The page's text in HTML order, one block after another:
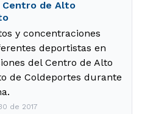
Centro de Alto
y concentraciones
deportistas en
del Centro de Alto
de Coldeportes durante
de 2017